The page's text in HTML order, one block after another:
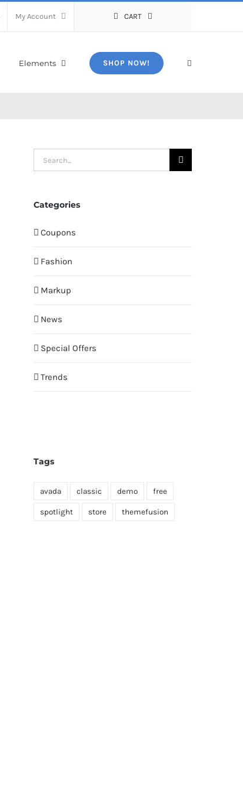
My Account CART
Elements SHOP NOW!
Search
for:
Categories
Coupons
Fashion
Markup
News
Special Offers
Trends
Tags
avada classic demo free
spotlight store themefusion